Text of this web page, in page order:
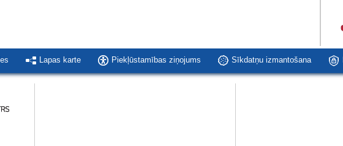
Lapas karte Piekļūstamības ziņojums Sīkdatņu izmantošana